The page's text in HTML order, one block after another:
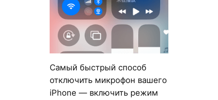
Самый быстрый способ
отключить микрофон вашего
iPhone — включить режим